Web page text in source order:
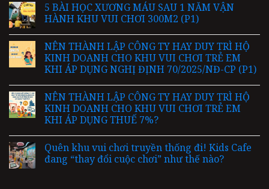
5 BÀI HỌC XƯƠNG MÁU SAU 1 NĂM VẬN
HÀNH KHU VUI CHƠI 300M2 (P1)
NÊN THÀNH LẬP CÔNG TY HAY DUY TRÌ HỘ
KINH DOANH CHO KHU VUI CHƠI TRẺ EM
KHI ÁP DỤNG NGHỊ ĐỊNH 70/2025/NĐ-CP (P1)
NÊN THÀNH LẬP CÔNG TY HAY DUY TRÌ HỘ
KINH DOANH CHO KHU VUI CHƠI TRẺ EM
KHI ÁP DỤNG THUẾ 7%?
Quên khu vui chơi truyền thống đi! Kids Cafe
đang “thay đổi cuộc chơi” như thế nào?